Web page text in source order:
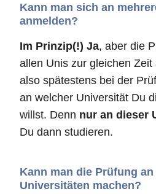
Kann man sich an
anmelden?
Im Prinzip(!) Ja, aber die
allen Unis zur gleichen
also spätestens bei der
an welcher Universität Du
willst. Denn nur an dieser
Du dann studieren.
Kann man die Prüfung
Universitäten machen?